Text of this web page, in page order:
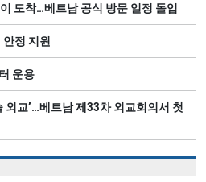
도착…베트남 공식 방문 일정 돌입
정 지원
운용
외교’…베트남 제33차 외교회의서 첫